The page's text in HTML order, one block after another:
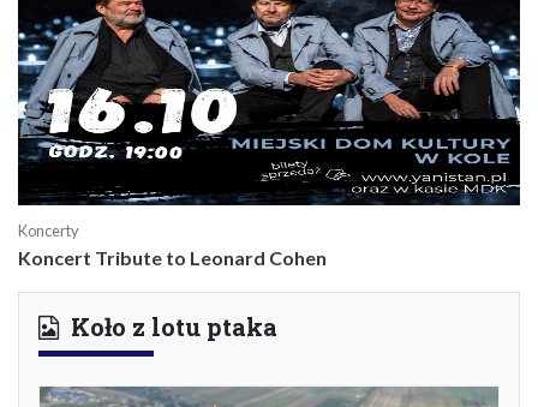
Koncerty
Koncert Tribute to Leonard Cohen
Koło z lotu ptaka